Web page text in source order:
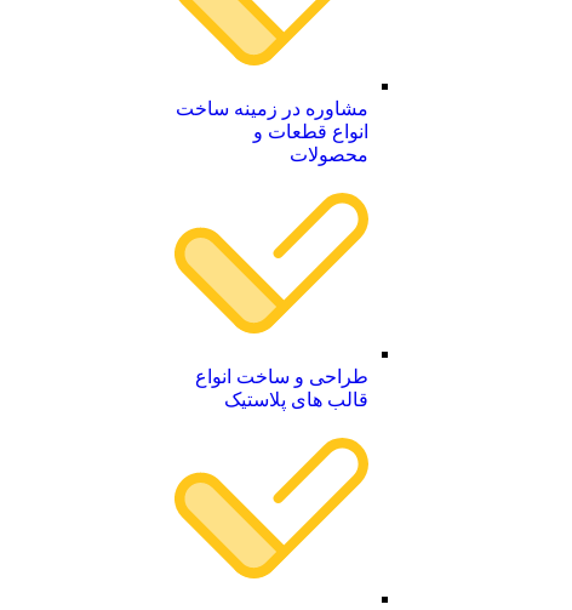
مشاوره در زمینه ساخت
انواع قطعات و
محصولات
طراحی و ساخت انواع
قالب های پلاستیک